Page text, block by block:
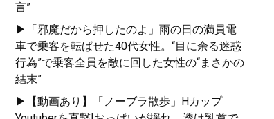
言”
▶「邪魔だから押したのよ」雨の日の満員電
車で乗客を転ばせた40代女性。“目に余る迷惑
行為”で乗客全員を敵に回した女性の“まさかの
結末”
▶【動画あり】「ノーブラ散歩」Hカップ